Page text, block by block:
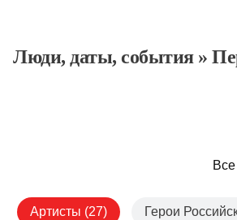
Люди, даты, cобытия»
Все
Артисты (27) Герои